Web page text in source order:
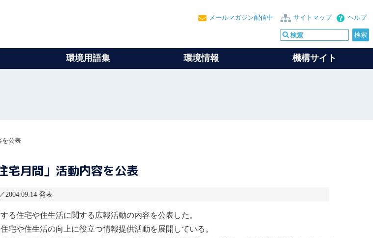
ヘルプ
サイトマップ
メールマガジン配信中
環境用語集 環境情報 機構サイト
を公表
宅月間」活動内容を公表
2004.09.14 発表
住宅や住生活に関する広報活動の内容を公表した。
や住生活の向上に役立つ情報提供活動を展開している。